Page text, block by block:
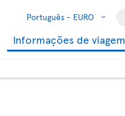
Português - EURO
Informações de viagem